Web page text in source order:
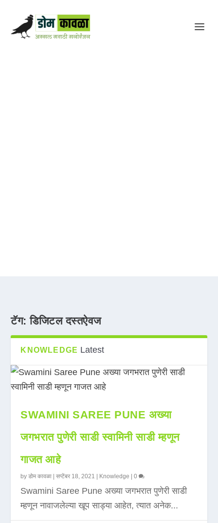
टॅग:डिजिटल दस्तऐवज
KNOWLEDGE Latest
SWAMINI SAREE PUNE अख्या
जगभरात पुणेरी साडी स्वामिनी साडी म्हणून
गाजत आहे
byडोम कावळा |सप्टेंबर 18, 2021 Knowledge |0
Swamini Saree Pune अख्या जगभरात पुणेरी साडी
म्हणून नावाजलेल्या खूप साड्या आहेत, त्यात अनेक...